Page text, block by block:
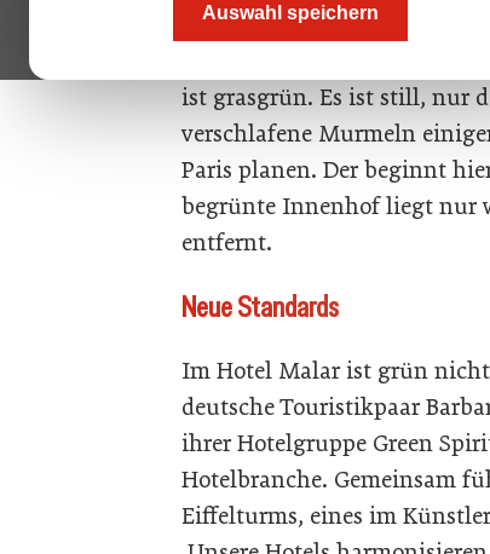
Auswahl speichern
Trögen, dazwischen recken
Selbst der Teppich, der
ist grasgrün. Es ist still, nur
verschlafene Murmeln
Paris planen. Der beginnt
begrünte Innenhof liegt nur
entfernt.
Neue Standards
Im Hotel Malar ist grün nicht
deutsche Touristikpaar
ihrer Hotelgruppe Green
Hotelbranche. Gemeinsam
Eiffelturms, eines im